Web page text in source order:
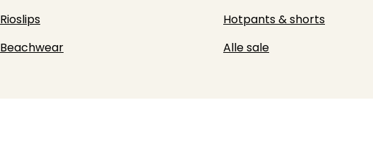
Rioslips Hotpants & shorts
Beachwear Alle sale